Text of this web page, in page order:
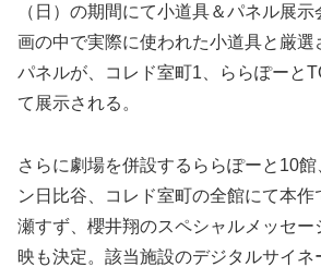
（日）の期間にて小道具＆パネル展
画の中で実際に使われた小道具と厳選
パネルが、コレド室町1、ららぽーと
て展示される。
さらに劇場を併設するららぽーと10
ン日比谷、コレド室町の全館にて本
瀬すず、櫻井翔のスペシャルメッセー
映も決定。該当施設のデジタルサイネ